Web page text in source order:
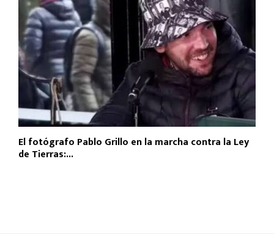
El fotógrafo Pablo Grillo en la marcha contra la Ley
de Tierras:...